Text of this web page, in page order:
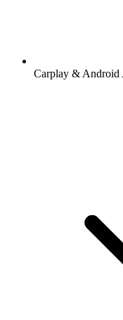
Carplay & Android